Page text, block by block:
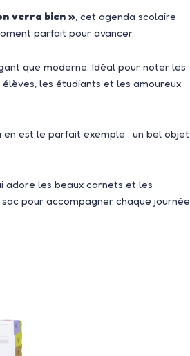
verra bien », cet agenda scolaire
parfait pour avancer.
que moderne. Idéal pour noter les
les étudiants et les amoureux
est le parfait exemple : un bel objet
adore les beaux carnets et les
pour accompagner chaque journée